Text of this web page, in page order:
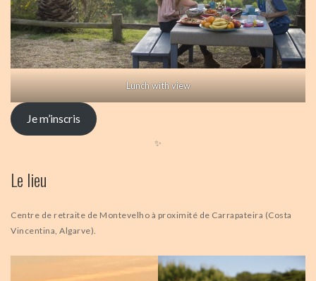
Lunch with view
Je m’inscris
✨
Le lieu
Centre de retraite de Montevelho à proximité de Carrapateira (Costa
Vincentina, Algarve).